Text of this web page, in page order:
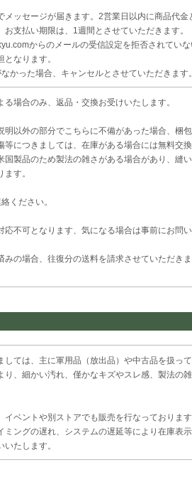
メッセージが届きます。2営業日以内に商品代
支払い期限は、1週間とさせていただきます。
からのメールの受信設定を拒否されていな
なります。
かった場合、キャンセルとさせていただきます。
場合のみ、返品・交換お受けいたします。
明以外の部分でこちらに不備があった場合、梱
等につきましては、在庫がある場合には無料交
国製品のため製法の雑さがある場合があり、縫
す。
ください。
不可となります、気になる場合は事前にお問い
の場合、往復分の送料を請求させていただきま
しては、主に軍用品（放出品）や中古品を扱っ
り、細かい汚れ、僅かなキズやスレ感、製法の
イベントや別ストアでも販売を行なっておりま
ミングの遅れ、システムの遅延等により在庫表
たします。